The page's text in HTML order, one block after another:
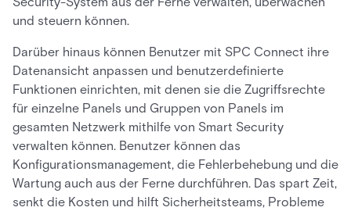
und steuern können.
Darüber hinaus können Benutzer mit SPC Connect ihre
Datenansicht anpassen und benutzerdefinierte
Funktionen einrichten, mit denen sie die Zugriffsrechte
für einzelne Panels und Gruppen von Panels im
gesamten Netzwerk mithilfe von Smart Security
verwalten können. Benutzer können das
Konfigurationsmanagement, die Fehlerbehebung und die
Wartung auch aus der Ferne durchführen. Das spart Zeit,
senkt die Kosten und hilft Sicherheitsteams, Probleme